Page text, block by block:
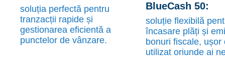
soluția perfectă pentru
tranzacții rapide și
gestionarea eficientă a
punctelor de vânzare.
BlueCash 50:
soluție flexibilă
încasare plăți și
bonuri fiscale, ușor
utilizat oriunde ai